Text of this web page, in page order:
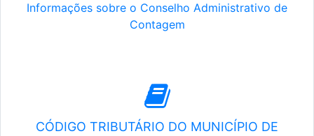
Informações sobre o Conselho Administrativo de
Contagem
CÓDIGO TRIBUTÁRIO DO MUNICÍPIO DE